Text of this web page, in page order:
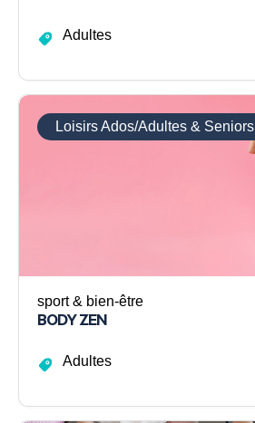
Adultes
Loisirs Ados/Adultes & Seniors
sport & bien-être
BODY ZEN
Adultes